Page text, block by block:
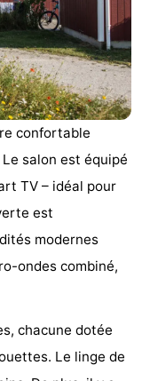
confortable
salon est équipé
TV – idéal pour
est
modernes
ondes combiné,
chacune dotée
Le linge de